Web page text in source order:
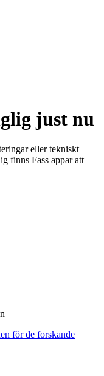
just nu
eller tekniskt
finns Fass appar att
för de forskande